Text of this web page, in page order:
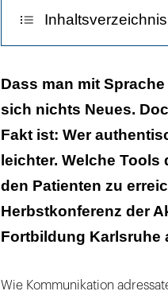
Inhaltsverzeichnis
So wichtig wie
Gezielt angucken
Von außen auf innen
Statt
Dass man mit
sich nichts Neues.
Fakt ist: Wer
leichter. Welche
den Patienten zu
Herbstkonferenz der
Fortbildung Karlsruhe
Wie Kommunikation